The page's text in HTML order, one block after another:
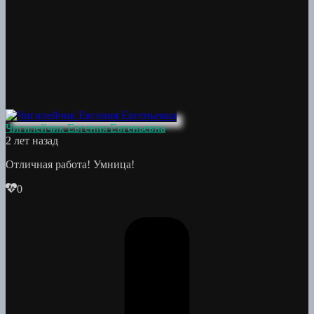
Чигилейчик Евгения Евгеньевна
2 лет назад
Отличная работа! Умница!
0